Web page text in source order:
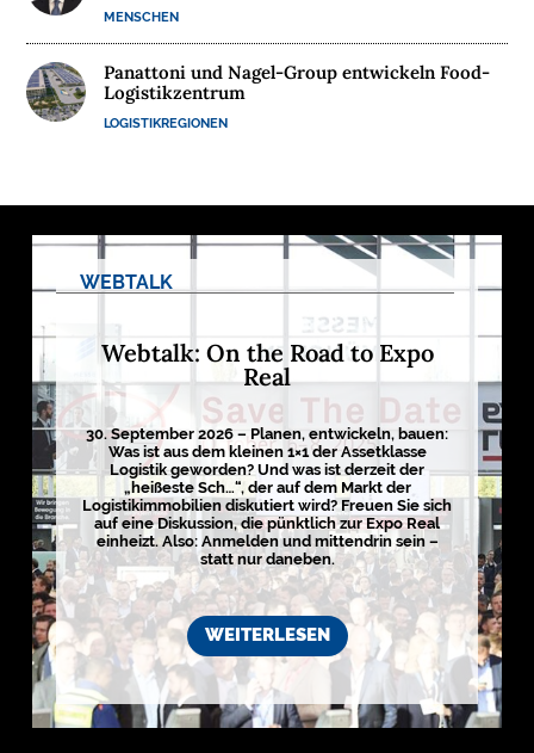
MENSCHEN
Panattoni und Nagel-Group entwickeln Food-
Logistikzentrum
LOGISTIKREGIONEN
WEBTALK
Webtalk: On the Road to Expo
Real
30. September 2026 – Planen, entwickeln, bauen:
Was ist aus dem kleinen 1×1 der Assetklasse
Logistik geworden? Und was ist derzeit der
„heißeste Sch…“, der auf dem Markt der
Logistikimmobilien diskutiert wird? Freuen Sie sich
auf eine Diskussion, die pünktlich zur Expo Real
einheizt. Also: Anmelden und mittendrin sein –
statt nur daneben.
WEITERLESEN